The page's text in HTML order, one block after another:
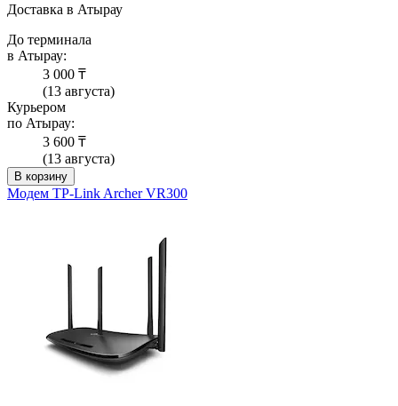
Доставка в Атырау
До терминала
в Атырау:
3 000 ₸
(13 августа)
Курьером
по Атырау:
3 600 ₸
(13 августа)
В корзину
Модем TP-Link Archer VR300